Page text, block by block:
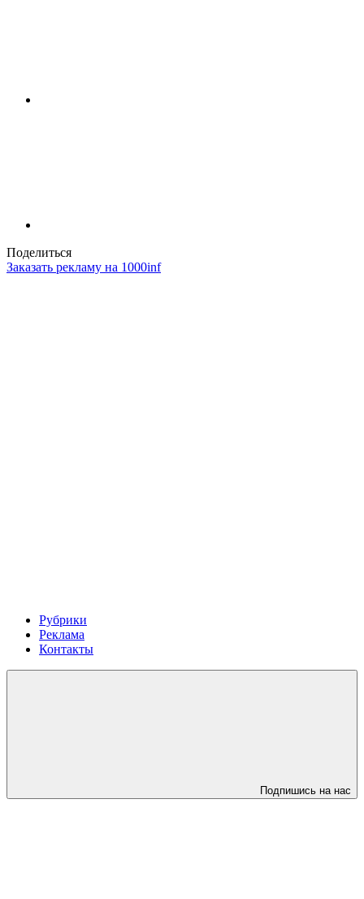
Поделиться
Заказать рекламу на 1000inf
Рубрики
Реклама
Контакты
Подпишись на нас